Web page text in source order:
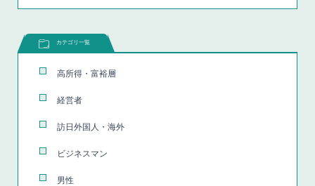
カテゴリ一覧
高所得・富裕層
経営者
訪日外国人・海外
ビジネスマン
男性